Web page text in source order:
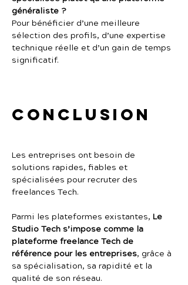
généraliste ?
Pour bénéficier d’une meilleure
sélection des profils, d’une expertise
technique réelle et d’un gain de temps
significatif.
Conclusion
Les entreprises ont besoin de
solutions rapides, fiables et
spécialisées pour recruter des
freelances Tech.
Parmi les plateformes existantes, Le
Studio Tech s’impose comme la
plateforme freelance Tech de
référence pour les entreprises, grâce à
sa spécialisation, sa rapidité et la
qualité de son réseau.